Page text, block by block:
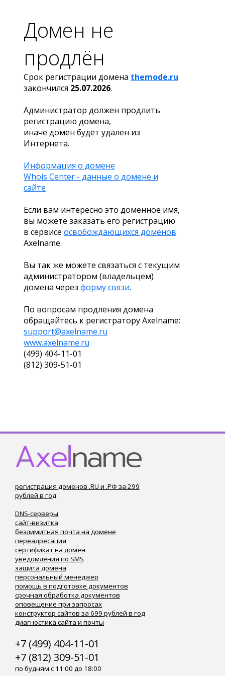
Домен не
продлён
Срок регистрации домена themode.ru
закончился 25.07.2026.
Администратор должен продлить
регистрацию домена,
иначе домен будет удален из
Интернета.
Информация о домене
Whois Center - данные о домене и
сайте
Если вам интересно это доменное имя,
вы можете заказать его регистрацию
в сервисе освобождающихся доменов
Axelname.
Вы так же можете связаться с текущим
администратором (владельцем)
домена через форму связи.
По вопросам продления домена
обращайтесь к регистратору Axelname:
support@axelname.ru
www.axelname.ru
(499) 404-11-01
(812) 309-51-01
регистрация доменов .RU и .РФ за 299
рублей в год
DNS-серверы
сайт-визитка
безлимитная почта на домене
переадресация
сертификат на домен
уведомления по SMS
защита домена
персональный менеджер
помощь в подготовке документов
срочная обработка документов
оповещение при запросах
конструктор сайтов за 699 рублей в год
диагностика сайта и почты
+7 (499) 404-11-01
+7 (812) 309-51-01
по будням с 11:00 до 18:00